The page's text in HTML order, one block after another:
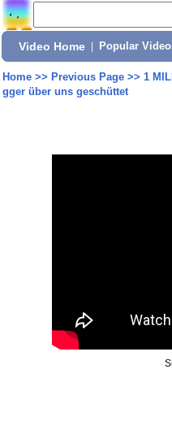
Video Home Popular
Home>> Previous Page>> 1
gger über uns geschüttet